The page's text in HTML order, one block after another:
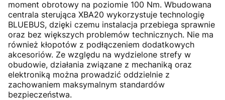
moment obrotowy na poziomie 100 Nm. Wbudowana
centrala sterująca XBA20 wykorzystuje technologię
BLUEBUS, dzięki czemu instalacja przebiega sprawnie
oraz bez większych problemów technicznych. Nie ma
również kłopotów z podłączeniem dodatkowych
akcesoriów. Ze względu na wydzielone strefy w
obudowie, działania związane z mechaniką oraz
elektroniką można prowadzić oddzielnie z
zachowaniem maksymalnym standardów
bezpieczeństwa.